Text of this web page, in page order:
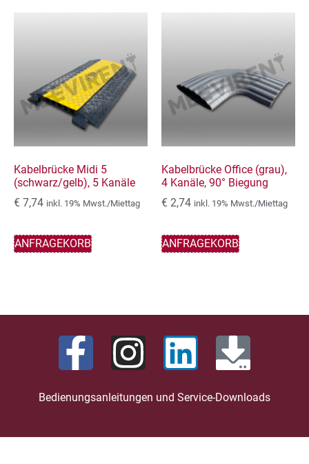
Kabelbrücke Midi 5
(schwarz/gelb), 5 Kanäle
€ 7,74 inkl. 19% Mwst./Miettag
ANFRAGEKORB
Kabelbrücke Office (grau),
4 Kanäle, 90° Biegung
€ 2,74 inkl. 19% Mwst./Miettag
ANFRAGEKORB
Bedienungsanleitungen und Service-Downloads